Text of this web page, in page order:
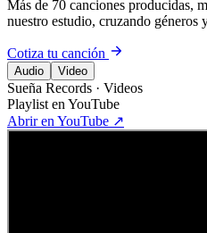
Más de 70 canciones producidas,
nuestro estudio, cruzando géneros
Cotiza tu canción
Audio Video
Sueña Records · Videos
Playlist en YouTube
Abrir en YouTube ↗